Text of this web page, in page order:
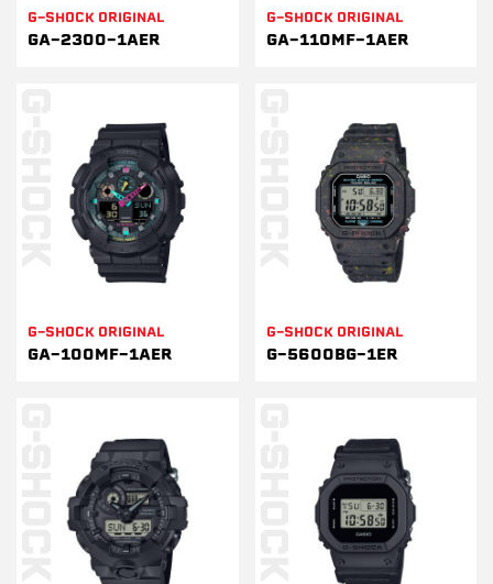
G-SHOCK ORIGINAL
GA-2300-1AER
G-SHOCK ORIGINAL
GA-110MF-1AER
G-SHOCK ORIGINAL
GA-100MF-1AER
G-SHOCK ORIGINAL
G-5600BG-1ER